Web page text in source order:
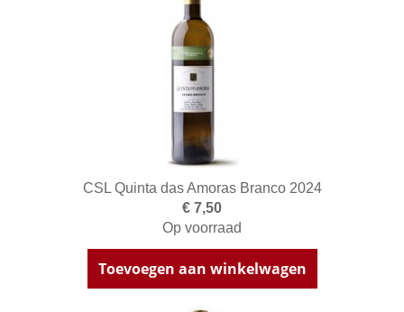
CSL Quinta das Amoras Branco 2024
€ 7,50
Op voorraad
Toevoegen aan winkelwagen